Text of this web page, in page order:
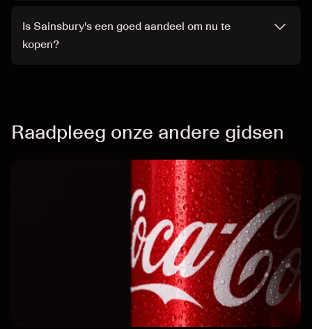
Is Sainsbury's een goed aandeel om nu te
kopen?
Raadpleeg onze andere gidsen